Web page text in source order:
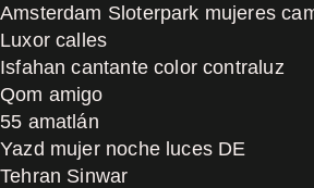
Amsterdam Sloterpark mujeres
Luxor calles
Isfahan cantante color contraluz
Qom amigo
55 amatlán
Yazd mujer noche luces DE
Tehran Sinwar